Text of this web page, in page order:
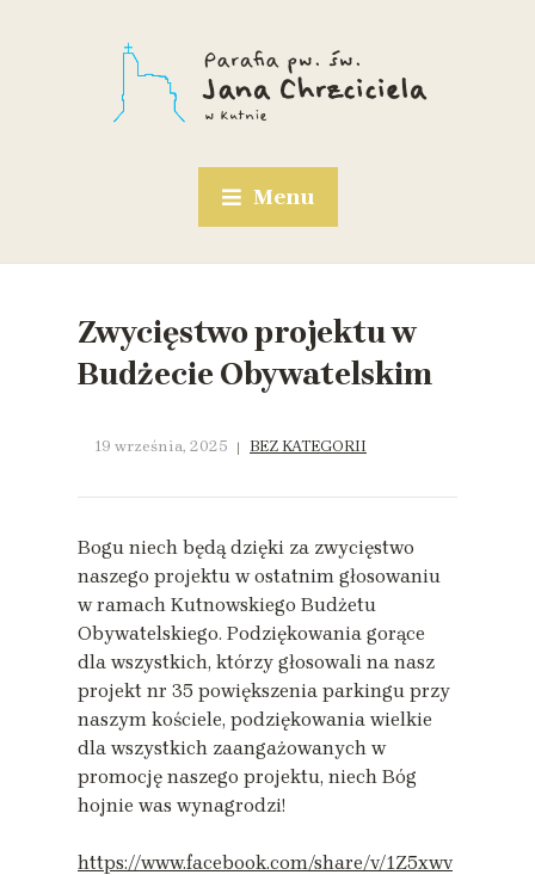
Menu
Zwycięstwo projektu w
Budżecie Obywatelskim
19 września, 2025 BEZ KATEGORII
Bogu niech będą dzięki za zwycięstwo
naszego projektu w ostatnim głosowaniu
w ramach Kutnowskiego Budżetu
Obywatelskiego. Podziękowania gorące
dla wszystkich, którzy głosowali na nasz
projekt nr 35 powiększenia parkingu przy
naszym kościele, podziękowania wielkie
dla wszystkich zaangażowanych w
promocję naszego projektu, niech Bóg
hojnie was wynagrodzi!
https://www.facebook.com/share/v/1Z5xwv